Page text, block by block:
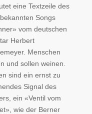
eine Textzeile des
Songs
vom deutschen
Herbert
Menschen
und sollen weinen.
sind ein ernst zu
Signal des
ein «Ventil vom
wie der Berner